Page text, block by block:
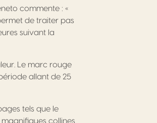
commente : «
de traiter pas
suivant la
Le marc rouge
allant de 25
tels que le
collines